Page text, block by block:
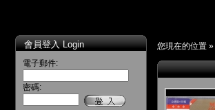
會員登入 Login
電子郵件:
密碼:
您現在的位置 »